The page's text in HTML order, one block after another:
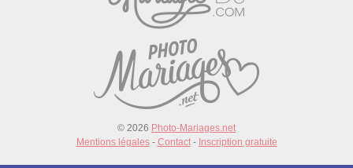
© 2026 Photo-Mariages.net
Mentions légales- Contact- Inscription gratuite